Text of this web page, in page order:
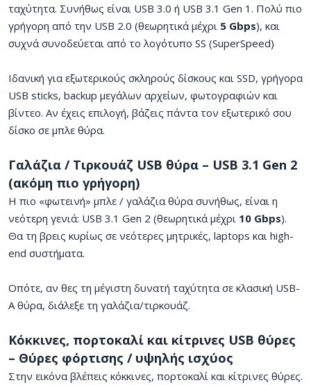
ταχύτητα. Συνήθως είναι USB 3.0 ή USB 3.1 Gen 1. Πολύ πιο
γρήγορη από την USB 2.0 (θεωρητικά μέχρι 5 Gbps), και
συχνά συνοδεύεται από το λογότυπο SS (SuperSpeed)
Ιδανική για εξωτερικούς σκληρούς δίσκους και SSD, γρήγορα
USB sticks, backup μεγάλων αρχείων, φωτογραφιών και
βίντεο. Αν έχεις επιλογή, βάζεις πάντα τον εξωτερικό σου
δίσκο σε μπλε θύρα.
Γαλάζια / Τιρκουάζ USB θύρα – USB 3.1 Gen 2
(ακόμη πιο γρήγορη)
Η πιο «φωτεινή» μπλε / γαλάζια θύρα συνήθως, είναι η
νεότερη γενιά: USB 3.1 Gen 2 (θεωρητικά μέχρι 10 Gbps).
Θα τη βρεις κυρίως σε νεότερες μητρικές, laptops και high-
end συστήματα.
Οπότε, αν θες τη μέγιστη δυνατή ταχύτητα σε κλασική USB-
A θύρα, διάλεξε τη γαλάζια/τιρκουάζ.
Κόκκινες, πορτοκαλί και κίτρινες USB θύρες
– Θύρες φόρτισης / υψηλής ισχύος
Στην εικόνα βλέπεις κόκκινες, πορτοκαλί και κίτρινες θύρες.